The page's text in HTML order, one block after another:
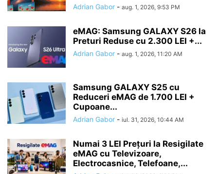
Adrian Gabor - aug. 1, 2026, 9:53 PM
eMAG: Samsung GALAXY S26 la
Preturi Reduse cu 2.300 LEI +...
Adrian Gabor - aug. 1, 2026, 11:20 AM
Samsung GALAXY S25 cu
Reduceri eMAG de 1.700 LEI +
Cupoane...
Adrian Gabor - iul. 31, 2026, 10:44 AM
Numai 3 LEI Prețuri la Resigilate
eMAG cu Televizoare,
Electrocasnice, Telefoane,...